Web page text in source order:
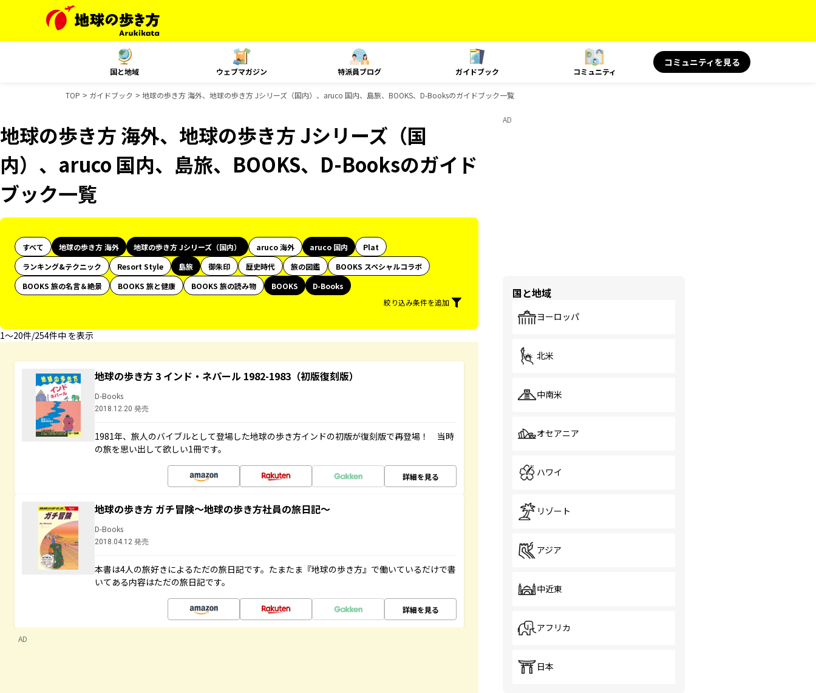
国と地域 ウェブマガジン 特派員ブログ ガイドブック コミュニティ
コミュニティを見る
TOP ガイドブック 地球の歩き方 海外、地球の歩き方 Jシリーズ（国内）、aruco 国内、島旅、BOOKS、D-Booksのガイドブック一覧
地球の歩き方 海外、地球の歩き方 Jシリーズ（国
内）、aruco 国内、島旅、BOOKS、D-Booksのガイド
ブック一覧
すべて 地球の歩き方 海外 地球の歩き方 Jシリーズ（国内） aruco 海外 aruco 国内
Plat
ランキング&テクニック
Resort Style 島旅 御朱印 歴史時代 旅の図鑑
BOOKS スペシャルコラボ
BOOKS 旅の名言＆絶景
BOOKS 旅と健康 BOOKS 旅の読み物 BOOKS
D-Books
絞り込み条件を追加
1〜20件/254件中 を表示
地球の歩き方 3 インド・ネパール 1982-1983（初版復刻版）
D-Books
2018.12.20 発売
1981年、旅人のバイブルとして登場した地球の歩き方インドの初版が復刻版で再登場！ 当時
の旅を思い出して欲しい1冊です。
詳細を見る
地球の歩き方 ガチ冒険～地球の歩き方社員の旅日記～
D-Books
2018.04.12 発売
本書は4人の旅好きによるただの旅日記です。たまたま『地球の歩き方』で働いているだけで書
いてある内容はただの旅日記です。
詳細を見る
AD
AD
国と地域
ヨーロッパ
北米
中南米
オセアニア
ハワイ
リゾート
アジア
中近東
アフリカ
日本